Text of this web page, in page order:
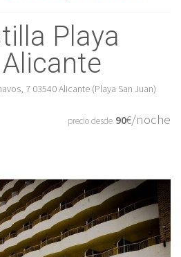
Playa
7 03540 Alicante (Playa San Juan)
precio desde 90€/noche